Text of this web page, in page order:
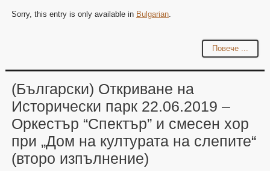
Sorry, this entry is only available in Bulgarian.
Повече ...
(Български) Откриване на
Исторически парк 22.06.2019 –
Оркестър “Спектър” и смесен хор
при „Дом на културата на слепите“
(второ изпълнение)